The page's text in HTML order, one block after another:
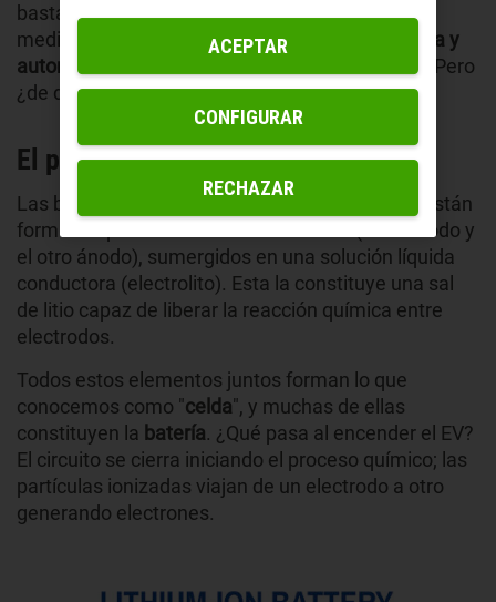
bastante revolucionario que resuelve en gran
medida los problemas dedurabilidad, resistencia y
autonomía
de las baterías de litio tradicionales. Pero
¿de dónde vienen todas estas cosas?
El problema de las baterías de litio
Las baterías de los coches eléctricos actuales están
formadas por
(uno cátodo y
el otro ánodo), sumergidos en una solución líquida
conductora (electrolito). Esta la constituye una sal
de litio capaz de liberar la reacción química entre
electrodos.
Todos estos elementos juntos forman lo que
conocemos como "celda", y muchas de ellas
constituyen la batería. ¿Qué pasa al encender el EV?
El circuito se cierra iniciando el proceso químico; las
partículas ionizadas viajan de un electrodo a otro
generando electrones.
CONFIGURAR
RECHAZAR
ACEPTAR